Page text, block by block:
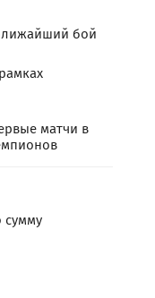
бой
матчи в
сумму